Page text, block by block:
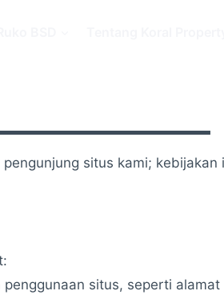
situs kami;
situs, seperti